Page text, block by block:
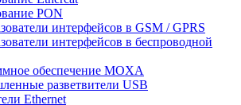
PON
интерфейсов в GSM / GPRS
интерфейсов в беспроводной
обеспечение MOXA
разветвители USB
Ethernet